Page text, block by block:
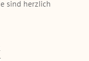
sind herzlich